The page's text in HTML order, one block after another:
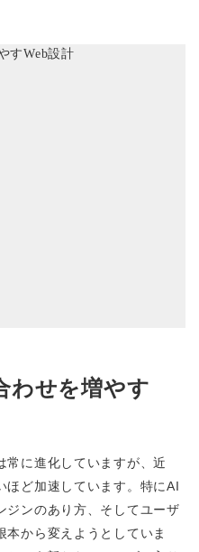
わせを増やす
常に進化していますが、近
ほど加速しています。特にAI
ジンのあり方、そしてユーザ
本から変えようとしていま